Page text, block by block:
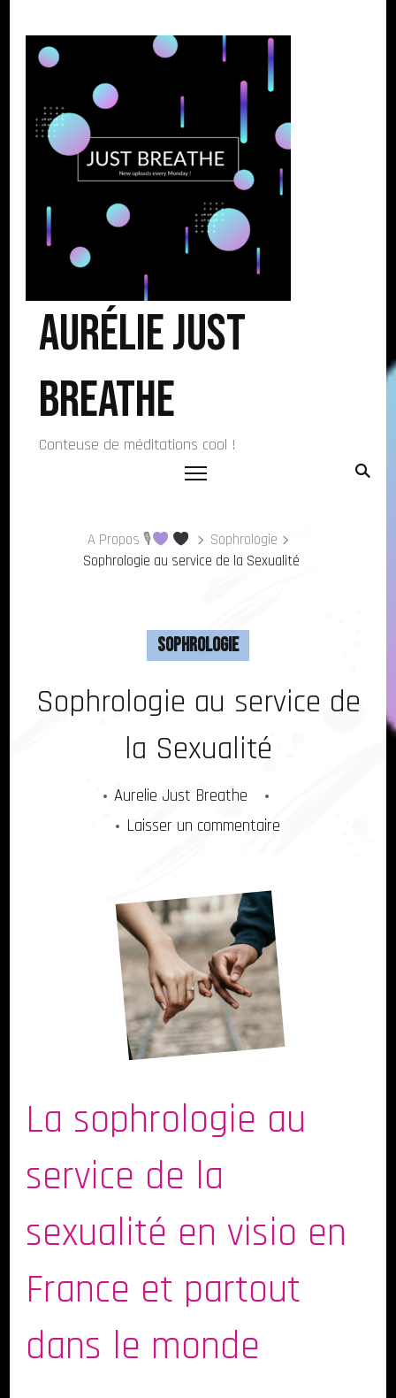
Aurélie Just
Breathe
Conteuse de méditations cool !
A Propos 🎙
Sophrologie
Sophrologie au service de la Sexualité
Sophrologie
Sophrologie au service de
la Sexualité
Aurelie Just Breathe
Laisser un commentaire
Sexualité
La sophrologie au
service de la
sexualité en visio en
France et partout
dans le monde